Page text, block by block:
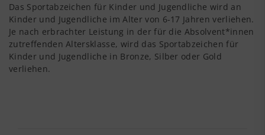
Das Sportabzeichen für Kinder und Jugendliche wird an
Kinder und Jugendliche im Alter von 6-17 Jahren verliehen.
Je nach erbrachter Leistung in der für die Absolvent*innen
zutreffenden Altersklasse, wird das Sportabzeichen für
Kinder und Jugendliche in Bronze, Silber oder Gold
verliehen.